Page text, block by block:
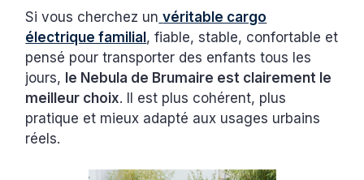
Si vous cherchez un véritable cargo
électrique familial, fiable, stable, confortable et
pensé pour transporter des enfants tous les
jours, le Nebula de Brumaire est clairement le
meilleur choix. Il est plus cohérent, plus
pratique et mieux adapté aux usages urbains
réels.